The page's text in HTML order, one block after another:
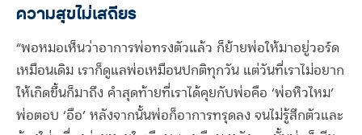
ความสุขไม่เสถียร
“พอหมอเห็นว่าอาการพ่อทรงตัวแล้ว ก็ย้ายพ่อให้มาอยู่วอร์ด
เหมือนเดิม เราก็ดูแลพ่อเหมือนปกติทุกวัน แต่วันที่เราไม่อยาก
ให้เกิดขึ้นก็มาถึง คำสุดท้ายที่เราได้คุยกับพ่อคือ ‘พ่อหิวไหม’
พ่อตอบ ‘อือ’ หลังจากนั้นพ่อก็อาการทรุดลง จนไม่รู้สึกตัวและ